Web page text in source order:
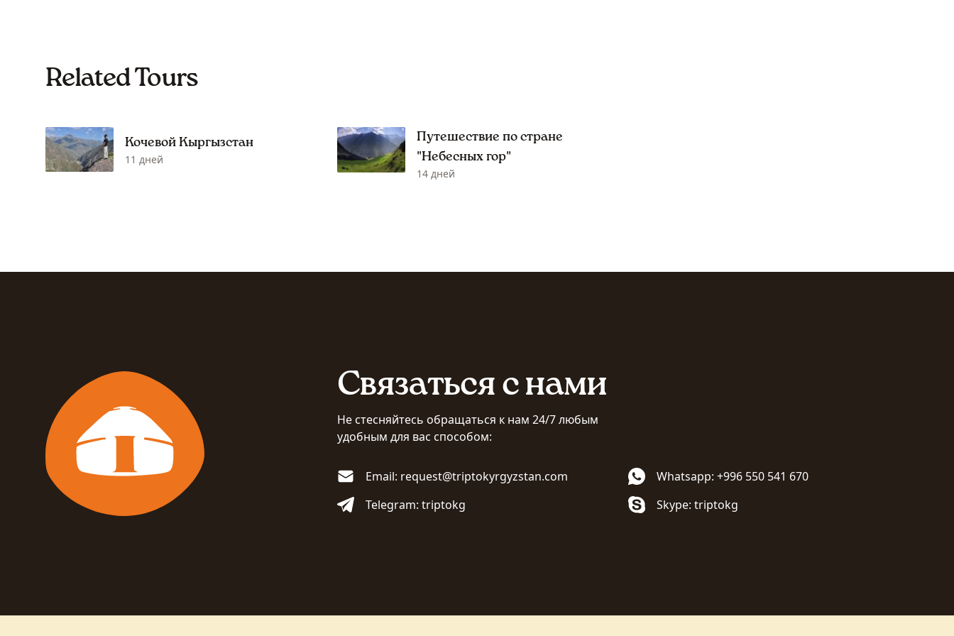
Related Tours
Кочевой Кыргызстан
11 дней
Путешествие по стране
"Небесных гор"
14 дней
Связаться с нами
Не стесняйтесь обращаться к нам 24/7 любым
удобным для вас способом:
Email: request@triptokyrgyzstan.com
Telegram: triptokg
Whatsapp: +996 550 541 670
Skype: triptokg